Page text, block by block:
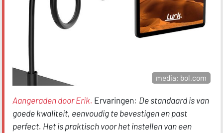
media: bol.com
Aangeraden door Erik. Ervaringen: De standaard is van
goede kwaliteit, eenvoudig te bevestigen en past
perfect. Het is praktisch voor het instellen van een